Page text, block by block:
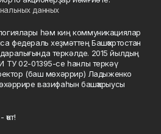
данных
һәм киң коммуникациялар
федераль хеҙмәттең Башҡортостан
теркәлде. 2015 йылдың
ТУ 02-01395-се һанлы теркәү
(баш мөхәррир) Ладыженко
вазифаһын башҡарыусы